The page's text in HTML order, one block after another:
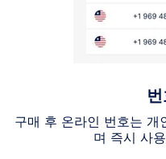
구매 후 온라인 번호는 개
며 즉시 사